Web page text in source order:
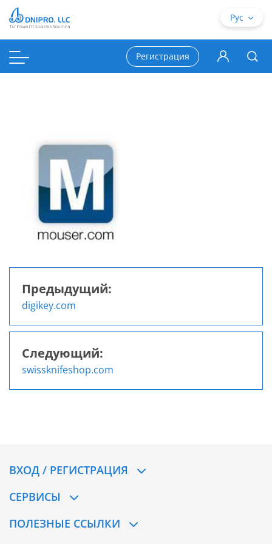
Навигация
по
записям
Предыдущий:
digikey.com
Следующий:
swissknifeshop.com
Рус
Регистрация
ВХОД / РЕГИСТРАЦИЯ
СЕРВИСЫ
ПОЛЕЗНЫЕ ССЫЛКИ